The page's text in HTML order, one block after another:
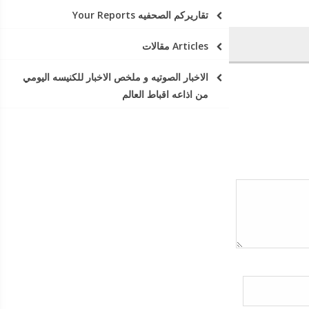
تقاريركم الصحفيه Your Reports
Articles مقالات
الاخبار الصوتيه و ملخص الاخبار للكنيسه اليومي
من اذاعه اقباط العالم